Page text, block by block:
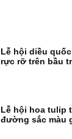
Lễ hội diều
rực rỡ trên bầu
Lễ hội hoa tulip
đường sắc màu